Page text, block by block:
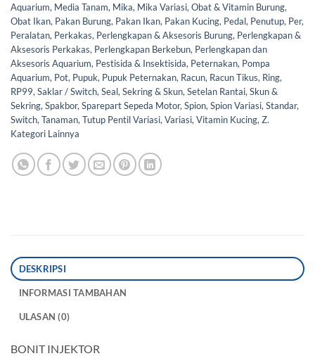
Aquarium, Media Tanam, Mika, Mika Variasi, Obat & Vitamin Burung,
Obat Ikan, Pakan Burung, Pakan Ikan, Pakan Kucing, Pedal, Penutup, Per,
Peralatan, Perkakas, Perlengkapan & Aksesoris Burung, Perlengkapan &
Aksesoris Perkakas, Perlengkapan Berkebun, Perlengkapan dan
Aksesoris Aquarium, Pestisida & Insektisida, Peternakan, Pompa
Aquarium, Pot, Pupuk, Pupuk Peternakan, Racun, Racun Tikus, Ring,
RP99, Saklar / Switch, Seal, Sekring & Skun, Setelan Rantai, Skun &
Sekring, Spakbor, Sparepart Sepeda Motor, Spion, Spion Variasi, Standar,
Switch, Tanaman, Tutup Pentil Variasi, Variasi, Vitamin Kucing, Z.
Kategori Lainnya
DESKRIPSI
INFORMASI TAMBAHAN
ULASAN (0)
BONIT INJEKTOR